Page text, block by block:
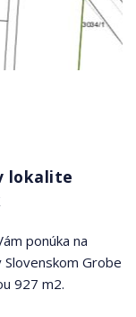
lokalite
ponúka na
Grobe
927 m2.